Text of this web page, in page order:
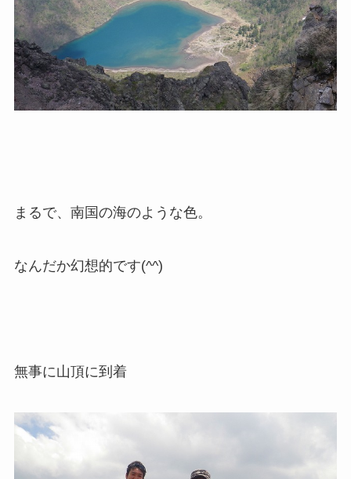
まるで、南国の海のような色。
なんだか幻想的です(^^)
無事に山頂に到着